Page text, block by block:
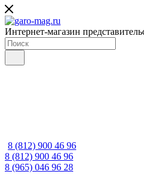
Интернет-магазин
8 (812) 900 46 96
8 (812) 900 46 96
8 (965) 046 96 28